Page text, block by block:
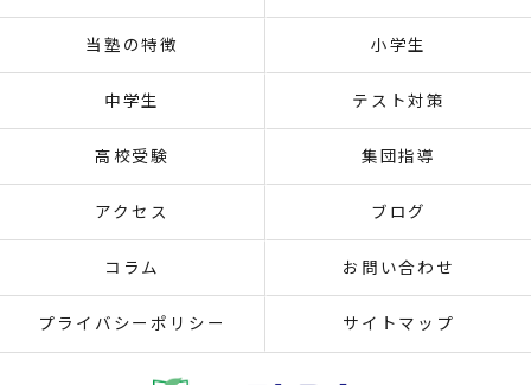
当塾の特徴 小学生
中学生 テスト対策
高校受験 集団指導
アクセス ブログ
コラム お問い合わせ
プライバシーポリシー サイトマップ